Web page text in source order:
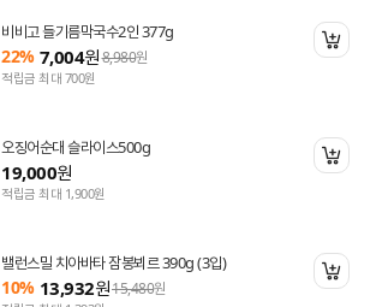
비비고 들기름막국수2인 377g
22% 7,004원8,980원
적립금 최대 700원
오징어순대 슬라이스500g
19,000원
적립금 최대 1,900원
밸런스밀 치아바타 잠봉뵈르 390g (3입)
10% 13,932원15,480원